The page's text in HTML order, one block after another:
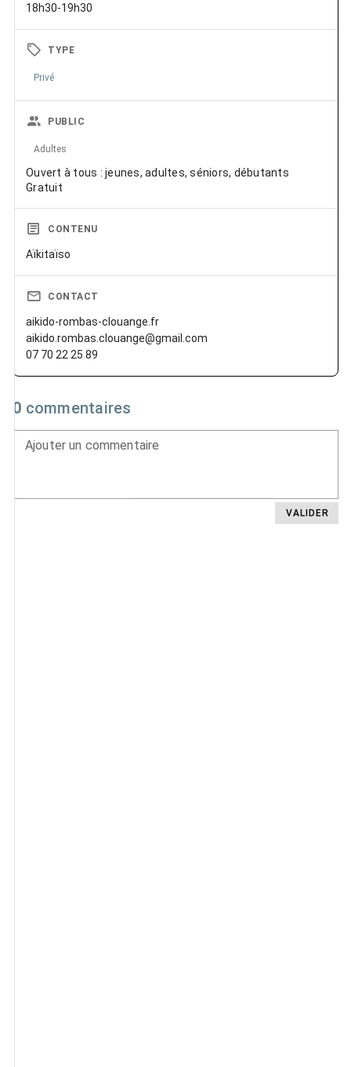
18h30-19h30
TYPE
Privé
PUBLIC
Adultes
Ouvert à tous : jeunes, adultes, séniors, débutants
Gratuit
CONTENU
Aïkitaïso
CONTACT
aikido-rombas-clouange.fr
aikido.rombas.clouange@gmail.com
07 70 22 25 89
0 commentaires
Ajouter un commentaire
VALIDER